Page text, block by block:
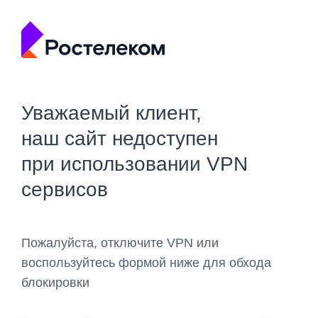
Уважаемый клиент,
наш сайт недоступен
при использовании VPN
сервисов
Пожалуйста, отключите VPN или
воспользуйтесь формой ниже для обхода
блокировки